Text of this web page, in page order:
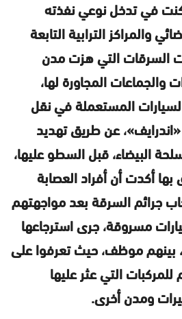
في تدخل نوعي نفذته
والمراكز الترابية التابعة
السرقات التي هزت مدن
والجماعات المجاورة لها،
المستعملة في نقل
عن طريق تهديد
البيضاء، قبل السطو عليها،
أكدت أن أفراد العصابة
جرائم السرقة بعد مواجهتهم
مسروقة، جرى استرجاعها
موظف، حيث تعرفوا على
للمركبات التي عثر عليها
ومدن أخرى.